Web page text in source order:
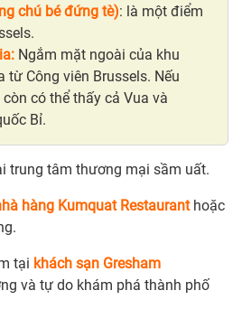
chú bé đứng tè): là một điểm
Ngắm mặt ngoài của khu
từ Công viên Brussels. Nếu
có thể thấy cả Vua và
Bỉ.
trung tâm thương mại sầm uất.
hàng Kumquat Restaurant hoặc
tại khách sạn Gresham
và tự do khám phá thành phố